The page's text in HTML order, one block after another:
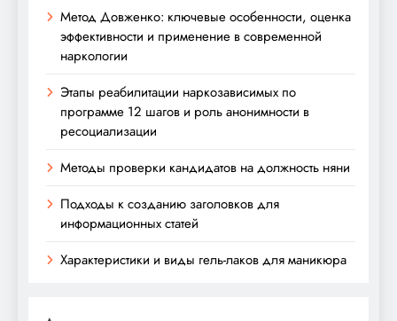
Метод Довженко: ключевые особенности, оценка
эффективности и применение в современной
наркологии
Этапы реабилитации наркозависимых по
программе 12 шагов и роль анонимности в
ресоциализации
Методы проверки кандидатов на должность няни
Подходы к созданию заголовков для
информационных статей
Характеристики и виды гель-лаков для маникюра